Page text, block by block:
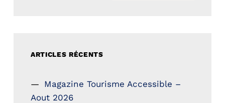
ARTICLES RÉCENTS
Magazine Tourisme Accessible –
Aout 2026